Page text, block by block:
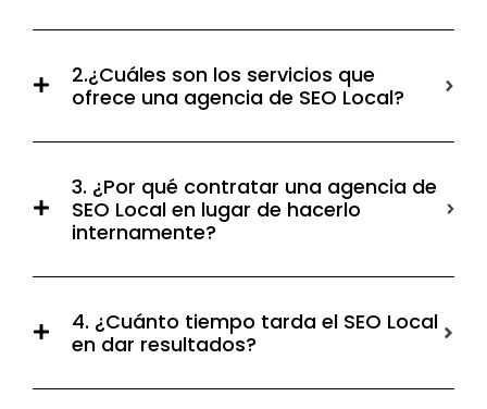
2.¿Cuáles son los servicios que
ofrece una agencia de SEO Local?
3. ¿Por qué contratar una agencia de
SEO Local en lugar de hacerlo
internamente?
4. ¿Cuánto tiempo tarda el SEO Local
en dar resultados?